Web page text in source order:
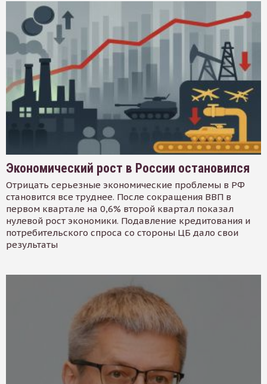
Экономический рост в России остановился
Отрицать серьезные экономические проблемы в РФ
становится все труднее. После сокращения ВВП в
первом квартале на 0,6% второй квартал показал
нулевой рост экономики. Подавление кредитования и
потребительского спроса со стороны ЦБ дало свои
результаты